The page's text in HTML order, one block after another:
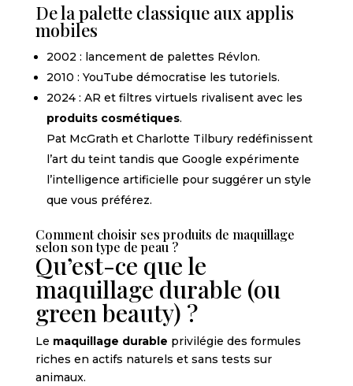
De la palette classique aux applis
mobiles
2002 : lancement de palettes Révlon.
2010 : YouTube démocratise les tutoriels.
2024 : AR et filtres virtuels rivalisent avec les
produits cosmétiques.
Pat McGrath et Charlotte Tilbury redéfinissent
l’art du teint tandis que Google expérimente
l’intelligence artificielle pour suggérer un style
que vous préférez.
Comment choisir ses produits de maquillage
selon son type de peau ?
Qu’est-ce que le
maquillage durable (ou
green beauty) ?
Le maquillage durable privilégie des formules
riches en actifs naturels et sans tests sur
animaux.